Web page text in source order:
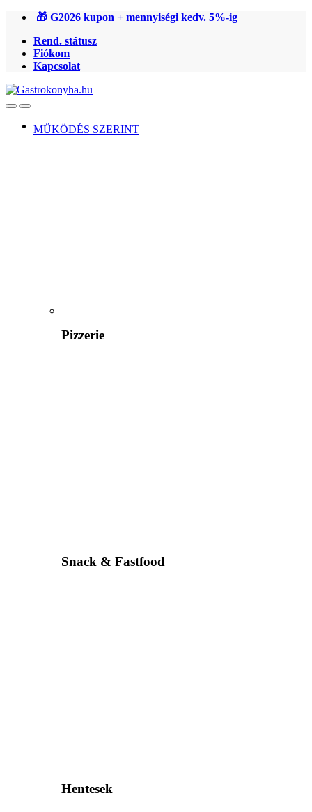
Ugrás
navigációhoz
Ugrás
tartalomra
🎁 G2026 kupon + mennyiségi kedv. 5%-ig
Rend. státusz
Fiókom
Kapcsolat
OpenClose
MŰKÖDÉS SZERINT
Pizzerie
Snack & Fastfood
Hentesek